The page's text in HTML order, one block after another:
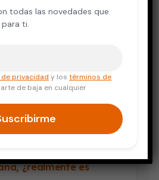
¿realmente es
todas las novedades que
ti.
privacidad y lostérminos de
de baja en cualquier